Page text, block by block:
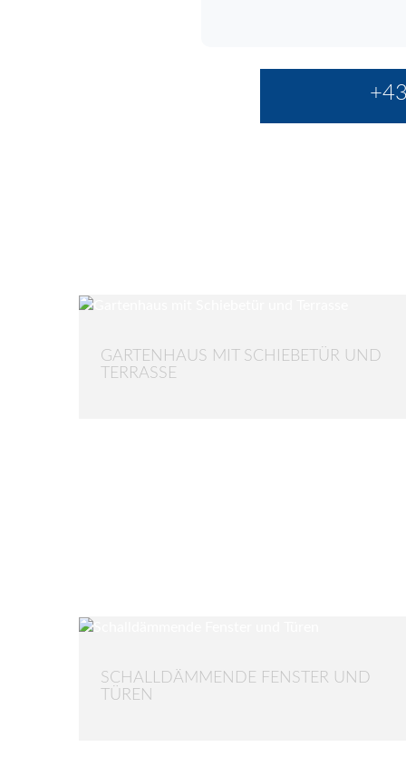
GARTENHAUS MIT SCHIEBETÜR UND
TERRASSE
SCHALLDÄMMENDE FENSTER UND
TÜREN